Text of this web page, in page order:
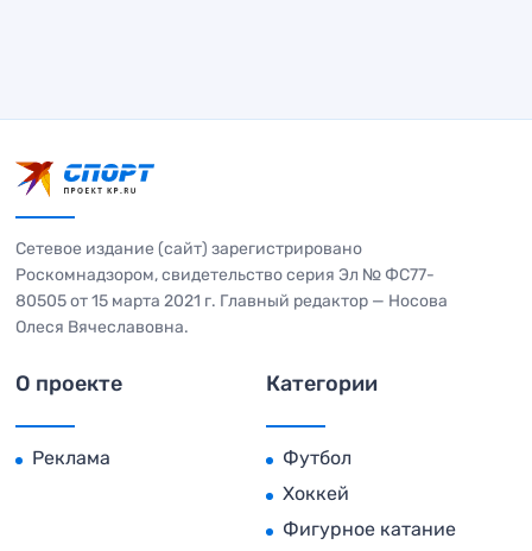
Сетевое издание (сайт) зарегистрировано
Роскомнадзором, свидетельство серия Эл № ФС77-
80505 от 15 марта 2021 г. Главный редактор — Носова
Олеся Вячеславовна.
О проекте
Реклама
Категории
Футбол
Хоккей
Фигурное катание